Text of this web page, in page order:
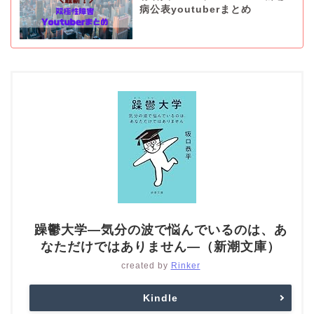
病公表youtuberまとめ
躁鬱大学―気分の波で悩んでいるのは、あ
なただけではありません―（新潮文庫）
created by Rinker
Kindle